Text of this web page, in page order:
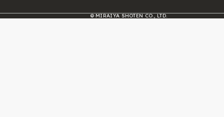
© MIRAIYA SHOTEN CO., LTD.